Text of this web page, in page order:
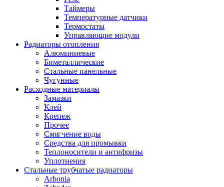
Таймеры
Температурные датчики
Термостаты
Управляющие модули
Радиаторы отопления
Алюминиевые
Биметаллические
Стальные панельные
Чугунные
Расходные материалы
Замазки
Клей
Крепеж
Прочее
Смягчение воды
Средства для промывки
Теплоносители и антифризы
Уплотнения
Стальные трубчатые радиаторы
Arbonia